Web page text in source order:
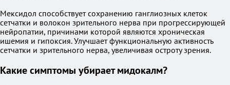
Мексидол способствует сохранению ганглиозных клеток
сетчатки и волокон зрительного нерва при прогрессирующей
нейропатии, причинами которой являются хроническая
ишемия и гипоксия. Улучшает функциональную активность
сетчатки и зрительного нерва, увеличивая остроту зрения.
Какие симптомы убирает мидокалм?